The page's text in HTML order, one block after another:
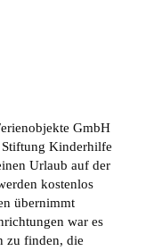
GmbH
Kinderhilfe
Urlaub auf der
kostenlos
übernimmt
war es
zu finden, die